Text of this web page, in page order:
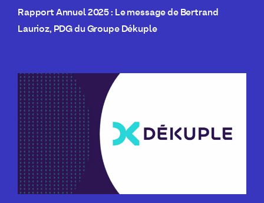
Rapport Annuel 2025 : Le message de Bertrand
Laurioz, PDG du Groupe Dékuple